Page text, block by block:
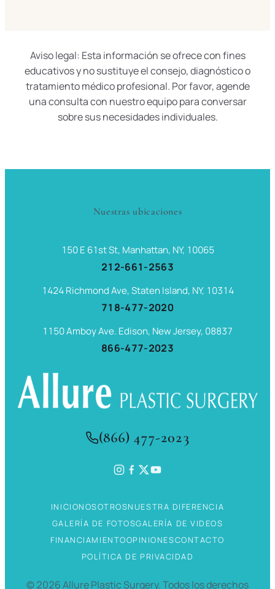
Aviso legal: Esta información se ofrece con fines
educativos y no sustituye el consejo, diagnóstico o
tratamiento médico profesional. Por favor, agende
una consulta con nuestro equipo para conversar
sobre sus necesidades individuales.
Nuestras ubicaciones
150 E 61st St, Manhattan, NY, 10065
212-661-2563
1424 Richmond Ave, Staten Island, NY, 10314
718-477-2020
1150 Amboy Ave. Edison, New Jersey, 08837
866-477-2023
(866) 477-2023
INICIONOSOTROSNUESTRA DIFERENCIA
GALERÍA DE FOTOSGALERÍA DE VIDEOS
FINANCIAMIENTOOPINIONESCONTACTO
POLÍTICA DE PRIVACIDAD
©2026Allure Plastic Surgery.Todos los derechos